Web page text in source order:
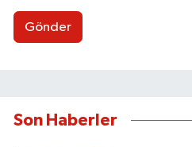
Gönder
Son Haberler